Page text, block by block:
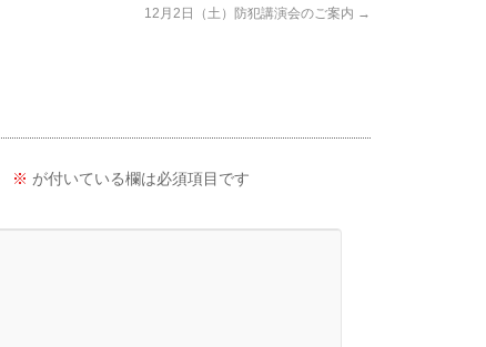
12月2日（土）防犯講演会のご案内 →
※ が付いている欄は必須項目です